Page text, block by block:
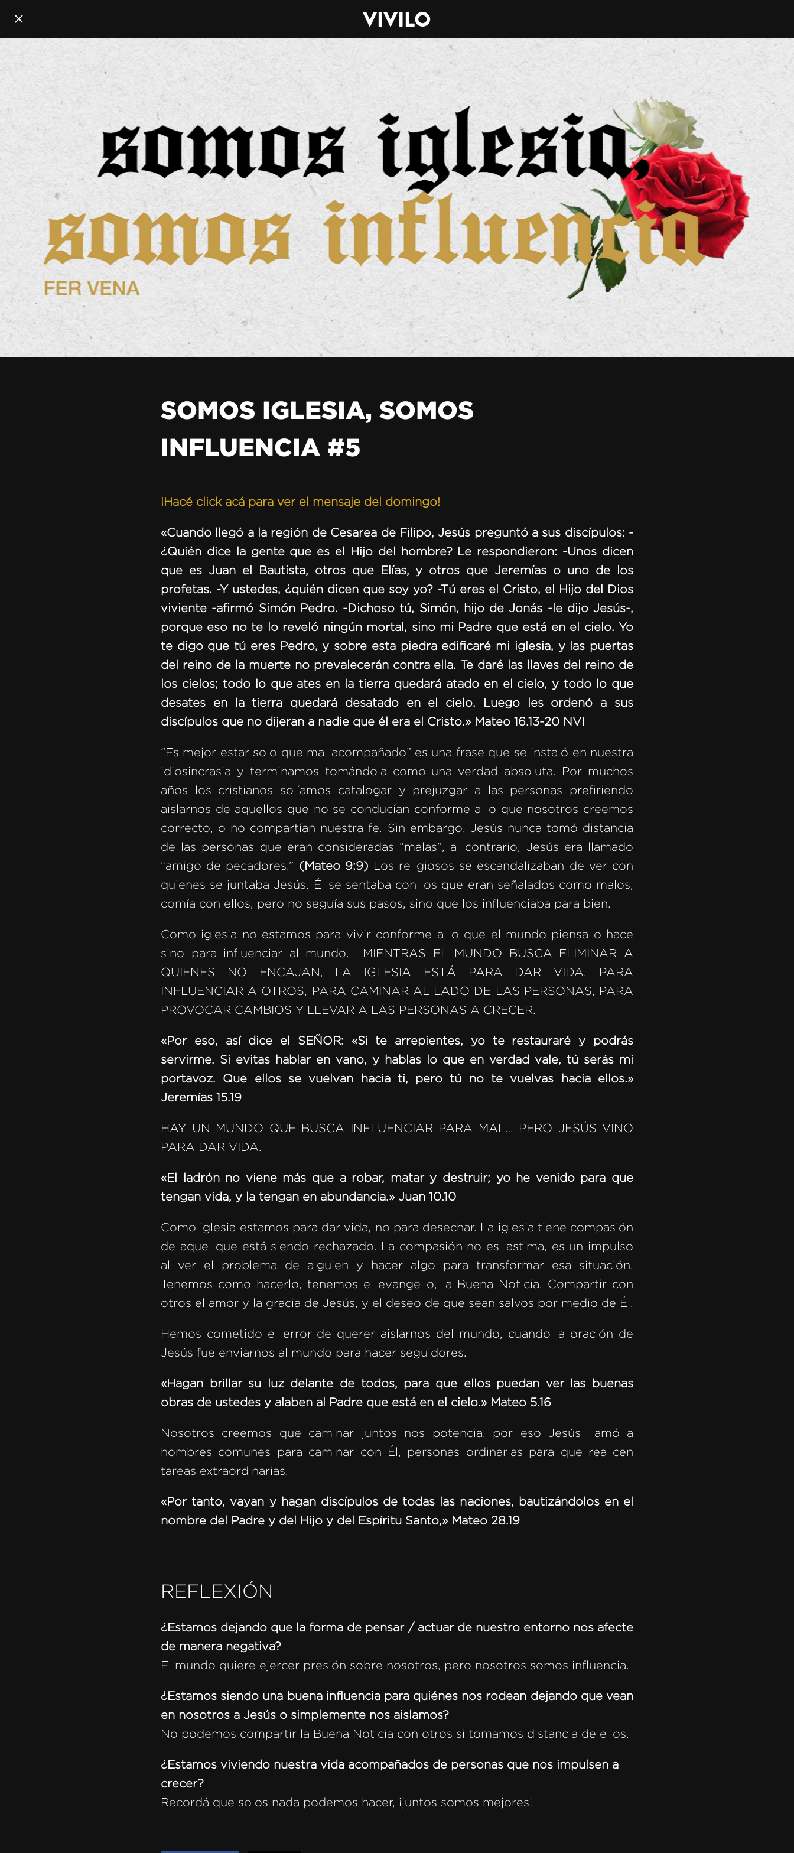
VIVILO
SOMOS IGLESIA, SOMOS
INFLUENCIA #5
¡Hacé click acá para ver el mensaje del domingo!
«Cuando llegó a la región de Cesarea de Filipo, Jesús preguntó a sus discípulos: -
¿Quién dice la gente que es el Hijo del hombre? Le respondieron: -Unos dicen
que es Juan el Bautista, otros que Elías, y otros que Jeremías o uno de los
profetas. -Y ustedes, ¿quién dicen que soy yo? -Tú eres el Cristo, el Hijo del Dios
viviente -afirmó Simón Pedro. -Dichoso tú, Simón, hijo de Jonás -le dijo Jesús-,
porque eso no te lo reveló ningún mortal, sino mi Padre que está en el cielo. Yo
te digo que tú eres Pedro, y sobre esta piedra edificaré mi iglesia, y las puertas
del reino de la muerte no prevalecerán contra ella. Te daré las llaves del reino de
los cielos; todo lo que ates en la tierra quedará atado en el cielo, y todo lo que
desates en la tierra quedará desatado en el cielo. Luego les ordenó a sus
discípulos que no dijeran a nadie que él era el Cristo.» Mateo 16.13-20 NVI
“Es mejor estar solo que mal acompañado” es una frase que se instaló en nuestra
idiosincrasia y terminamos tomándola como una verdad absoluta. Por muchos
años los cristianos solíamos catalogar y prejuzgar a las personas prefiriendo
aislarnos de aquellos que no se conducían conforme a lo que nosotros creemos
correcto, o no compartían nuestra fe. Sin embargo, Jesús nunca tomó distancia
de las personas que eran consideradas “malas”, al contrario, Jesús era llamado
“amigo de pecadores.” (Mateo 9:9) Los religiosos se escandalizaban de ver con
quienes se juntaba Jesús. Él se sentaba con los que eran señalados como malos,
comía con ellos, pero no seguía sus pasos, sino que los influenciaba para bien.
Como iglesia no estamos para vivir conforme a lo que el mundo piensa o hace
sino para influenciar al mundo. MIENTRAS EL MUNDO BUSCA ELIMINAR A
QUIENES NO ENCAJAN, LA IGLESIA ESTÁ PARA DAR VIDA, PARA
INFLUENCIAR A OTROS, PARA CAMINAR AL LADO DE LAS PERSONAS, PARA
PROVOCAR CAMBIOS Y LLEVAR A LAS PERSONAS A CRECER.
«Por eso, así dice el SEÑOR: «Si te arrepientes, yo te restauraré y podrás
servirme. Si evitas hablar en vano, y hablas lo que en verdad vale, tú serás mi
portavoz. Que ellos se vuelvan hacia ti, pero tú no te vuelvas hacia ellos.»
Jeremías 15.19
HAY UN MUNDO QUE BUSCA INFLUENCIAR PARA MAL… PERO JESÚS VINO
PARA DAR VIDA.
«El ladrón no viene más que a robar, matar y destruir; yo he venido para que
tengan vida, y la tengan en abundancia.» Juan 10.10
Como iglesia estamos para dar vida, no para desechar. La iglesia tiene compasión
de aquel que está siendo rechazado. La compasión no es lastima, es un impulso
al ver el problema de alguien y hacer algo para transformar esa situación.
Tenemos como hacerlo, tenemos el evangelio, la Buena Noticia. Compartir con
otros el amor y la gracia de Jesús, y el deseo de que sean salvos por medio de Él.
Hemos cometido el error de querer aislarnos del mundo, cuando la oración de
Jesús fue enviarnos al mundo para hacer seguidores.
«Hagan brillar su luz delante de todos, para que ellos puedan ver las buenas
obras de ustedes y alaben al Padre que está en el cielo.» Mateo 5.16
Nosotros creemos que caminar juntos nos potencia, por eso Jesús llamó a
hombres comunes para caminar con Él, personas ordinarias para que realicen
tareas extraordinarias.
«Por tanto, vayan y hagan discípulos de todas las naciones, bautizándolos en el
nombre del Padre y del Hijo y del Espíritu Santo,» Mateo 28.19
REFLEXIÓN
¿Estamos dejando que la forma de pensar / actuar de nuestro entorno nos afecte
de manera negativa?
El mundo quiere ejercer presión sobre nosotros, pero nosotros somos influencia.
¿Estamos siendo una buena influencia para quiénes nos rodean dejando que vean
en nosotros a Jesús o simplemente nos aislamos?
No podemos compartir la Buena Noticia con otros si tomamos distancia de ellos.
¿Estamos viviendo nuestra vida acompañados de personas que nos impulsen a
crecer?
Recordá que solos nada podemos hacer, ¡juntos somos mejores!